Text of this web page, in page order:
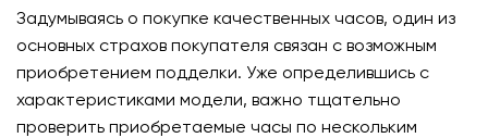
Задумываясь о покупке качественных часов, один из
основных страхов покупателя связан с возможным
приобретением подделки. Уже определившись с
характеристиками модели, важно тщательно
проверить приобретаемые часы по нескольким